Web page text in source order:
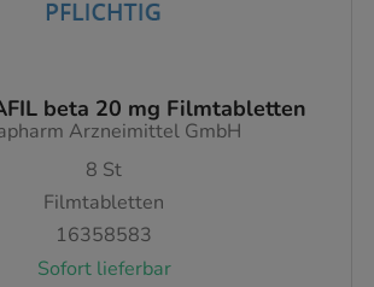
beta 20 mg Filmtabletten
Arzneimittel GmbH
8 St
Filmtabletten
16358583
Sofort lieferbar